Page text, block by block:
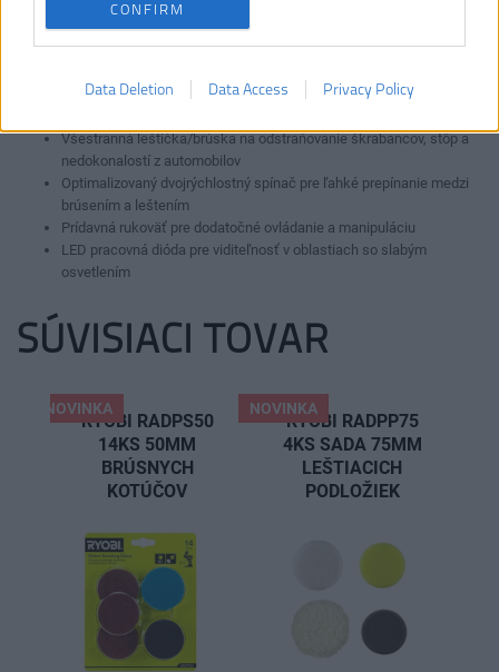
CONFIRM
Data Deletion Data Access Privacy Policy
Typ akumulátora:
Typ pohybu:
Rotary Motion
Závit hriadeľa:
M8
Všestranná leštička/brúska na odstraňovanie škrabancov, stôp a
nedokonalostí z automobilov
Optimalizovaný dvojrýchlostný spínač pre ľahké prepínanie medzi
brúsením a leštením
Prídavná rukoväť pre dodatočné ovládanie a manipuláciu
LED pracovná dióda pre viditeľnosť v oblastiach so slabým
osvetlením
SÚVISIACI TOVAR
RYOBI RADPS50
14KS 50MM
BRÚSNYCH
KOTÚČOV
NOVINKA
RYOBI RADPP75
4KS SADA 75MM
LEŠTIACICH
PODLOŽIEK
NOVINKA